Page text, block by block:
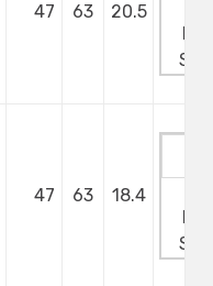
47 63 20.5
47 63 18.4